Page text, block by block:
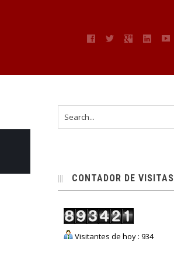
CONTADOR DE VISITAS
Visitantes de hoy : 934